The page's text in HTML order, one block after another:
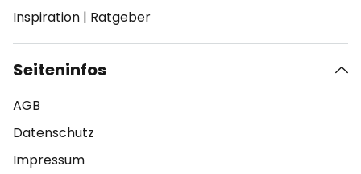
Inspiration | Ratgeber
Seiteninfos
AGB
Datenschutz
Impressum